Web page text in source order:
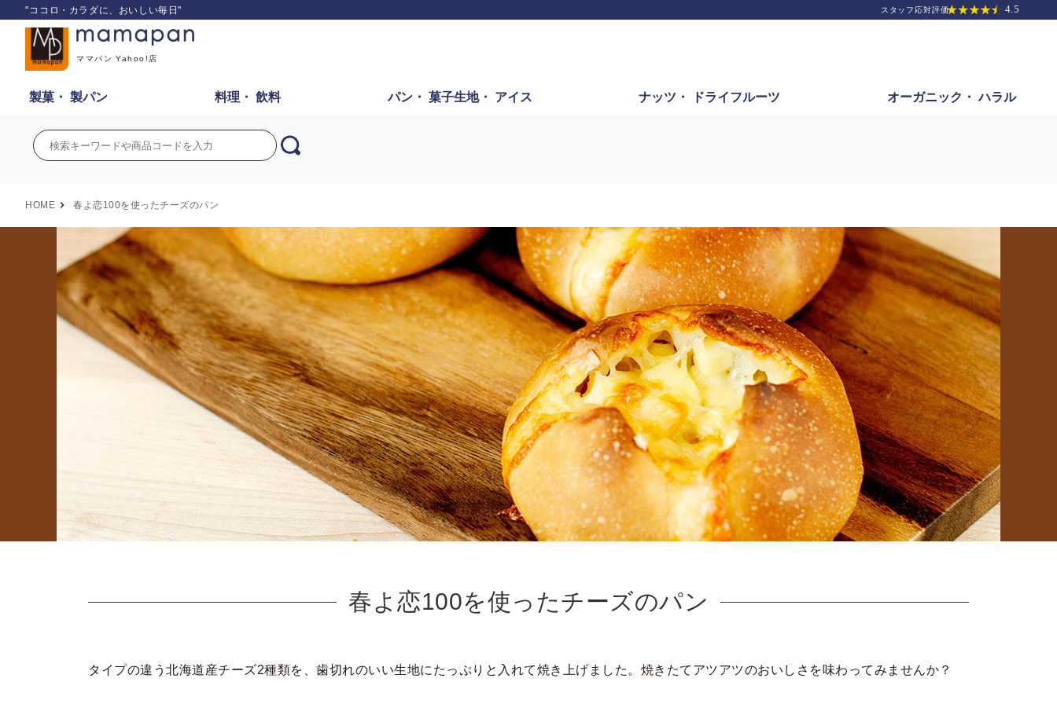
"ココロ・カラダに、おいしい毎日"
ママパン Yahoo!店
製菓・ 製パン 料理・ 飲料 パン・ 菓子生地・ アイス ナッツ・ ドライフルーツ オーガニック・ ハラル
HOME 春よ恋100を使ったチーズのパン
春よ恋100を使ったチーズのパン
タイプの違う北海道産チーズ2種類を、歯切れのいい生地にたっぷりと入れて焼き上げました。焼きたてアツアツのおいしさを味わってみませんか？